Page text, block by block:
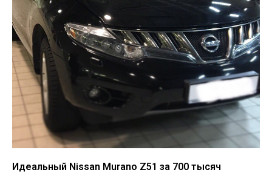
Идеальный Nissan Murano Z51 за 700 тысяч